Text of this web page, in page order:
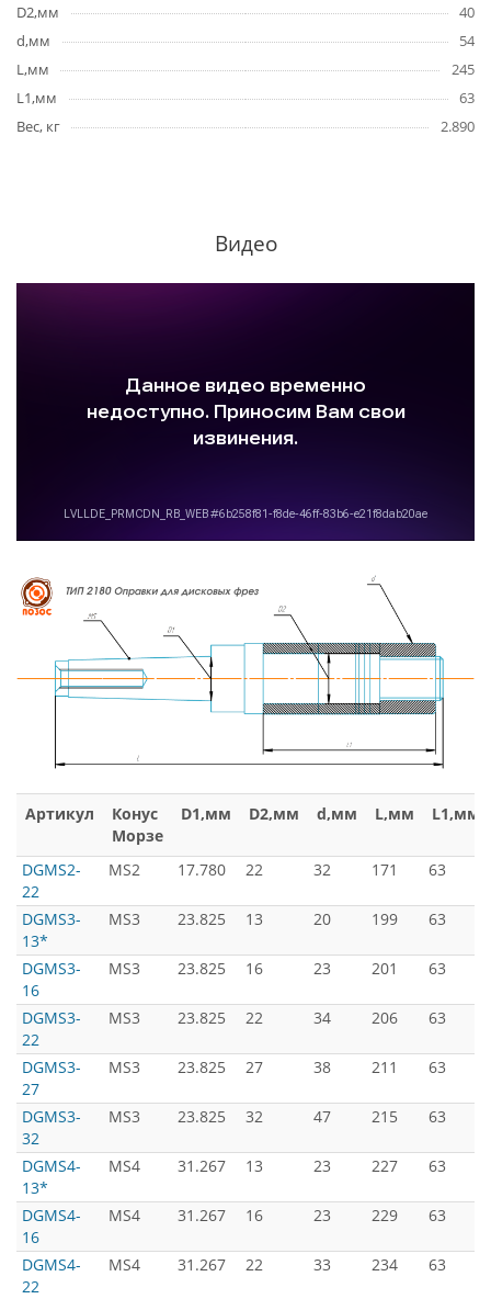
D2,мм
40
d,мм
54
L,мм
245
L1,мм
63
Вес, кг
2.890
Видео
Артикул
Конус
Морзе
D1,мм D2,мм d,мм L,мм L1,мм
DGMS2-
22
MS2 17.780 22 32 171 63
DGMS3-
13*
MS3 23.825 13 20 199 63
DGMS3-
16
MS3 23.825 16 23 201 63
DGMS3-
22
MS3 23.825 22 34 206 63
DGMS3-
27
MS3 23.825 27 38 211 63
DGMS3-
32
MS3 23.825 32 47 215 63
DGMS4-
13*
MS4 31.267 13 23 227 63
DGMS4-
16
MS4 31.267 16 23 229 63
DGMS4-
22
MS4 31.267 22 33 234 63